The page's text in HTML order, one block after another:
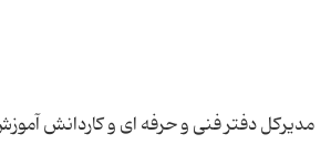
مدیرکل دفتر فنی و حرفه ای و کاردانش